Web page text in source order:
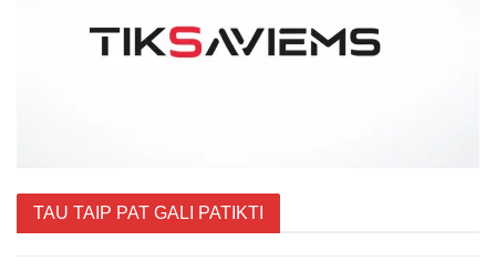
TAU TAIP PAT GALI PATIKTI